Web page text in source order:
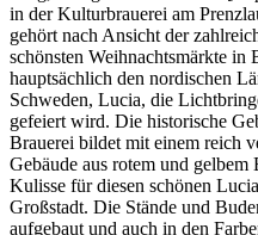
in der Kulturbrauerei am
gehört nach Ansicht der
schönsten Weihnachtsmärkte
hauptsächlich den nordischen
Schweden, Lucia, die
gefeiert wird. Die historische
Brauerei bildet mit einem reich
Gebäude aus rotem und
Kulisse für diesen schönen
Großstadt. Die Stände und
aufgebaut und auch in den